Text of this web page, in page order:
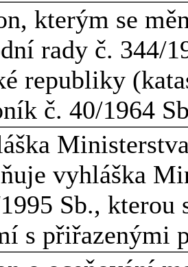
kterým se
rady č. 344/
republiky
č. 40/1964
vyhláška
Sb., kterou
s přiřazenými